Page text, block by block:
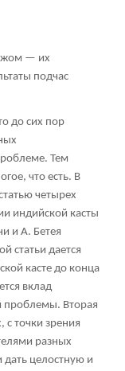
— их
подчас
до сих пор
Тем
что есть. В
четырех
индийской касты
и А. Бетея
статьи дается
касте до конца
вклад
проблемы. Вторая
точки зрения
разных
дать целостную и